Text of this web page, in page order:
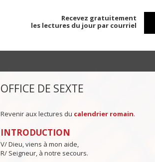
Recevez gratuitement
les lectures du jour par courriel
OFFICE DE SEXTE
Revenir aux lectures du calendrier romain.
INTRODUCTION
V/ Dieu, viens à mon aide,
R/ Seigneur, à notre secours.